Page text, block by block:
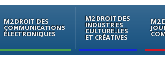
M2 DROIT DES
COMMUNICATIONS
ÉLECTRONIQUES
M2 DROIT DES
INDUSTRIES
CULTURELLES
ET CRÉATIVES
M2